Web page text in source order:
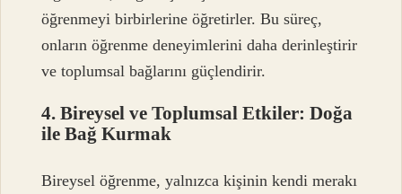
öğrenmeyi birbirlerine öğretirler. Bu süreç,
onların öğrenme deneyimlerini daha derinleştirir
ve toplumsal bağlarını güçlendirir.
4. Bireysel ve Toplumsal Etkiler: Doğa
ile Bağ Kurmak
Bireysel öğrenme, yalnızca kişinin kendi merakı